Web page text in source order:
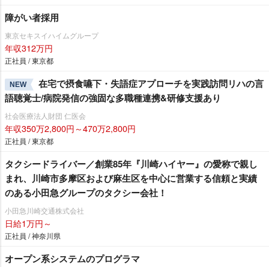
障がい者採用
東京セキスイハイムグループ
年収312万円
正社員 / 東京都
NEW
在宅で摂食嚥下・失語症アプローチを実践訪問リハの言
語聴覚士/病院発信の強固な多職種連携&研修支援あり
社会医療法人財団 仁医会
年収350万2,800円～470万2,800円
正社員 / 東京都
タクシードライバー／創業85年『川崎ハイヤー』の愛称で親し
まれ、川崎市多摩区および麻生区を中心に営業する信頼と実績
のある小田急グループのタクシー会社！
小田急川崎交通株式会社
日給1万円～
正社員 / 神奈川県
オープン系システムのプログラマ